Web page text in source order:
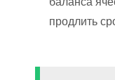
продлить